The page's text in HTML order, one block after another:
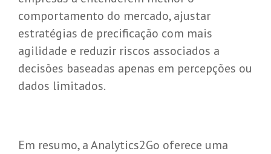
comportamento do mercado, ajustar
estratégias de precificação com mais
agilidade e reduzir riscos associados a
decisões baseadas apenas em percepções ou
dados limitados.
Em resumo, a Analytics2Go oferece uma